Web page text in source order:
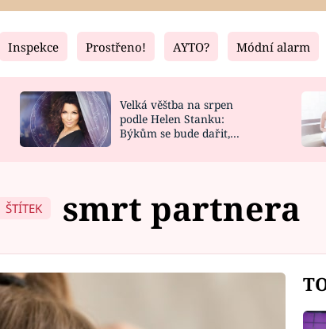
Fresh
NOVINKY
VIDEORECEPTY
Living
DESIGN
Inspekce Prostřeno! AYTO? Módní alarm
Velká věštba na srpen
podle Helen Stanku:
Býkům se bude dařit,
ŠTÍTEK smrt partnera